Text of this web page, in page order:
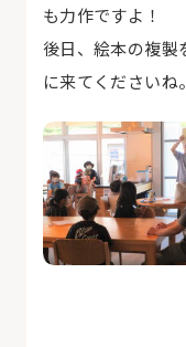
も力作ですよ！
後日、絵本の複製
に来てくださいね。